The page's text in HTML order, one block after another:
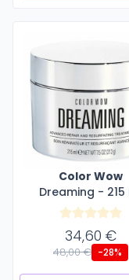
Color Wow
Dreaming - 215
34,60 €
48,00 € -28%